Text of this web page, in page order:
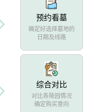
预约看墓
确定好选择墓地的
日期及线路
综合对比
对比各陵园情况
确定购买意向